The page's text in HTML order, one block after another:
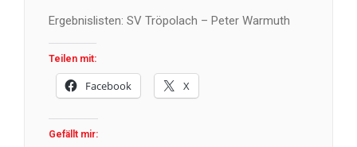
Ergebnislisten: SV Tröpolach – Peter Warmuth
Teilen mit:
Facebook X
Gefällt mir: